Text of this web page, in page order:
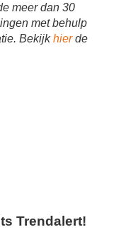
meer dan 30
met behulp
Bekijkhierde
Trendalert!